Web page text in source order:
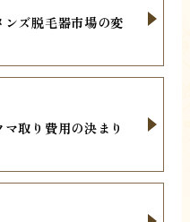
ズ脱毛器市場の変
取り費用の決まり